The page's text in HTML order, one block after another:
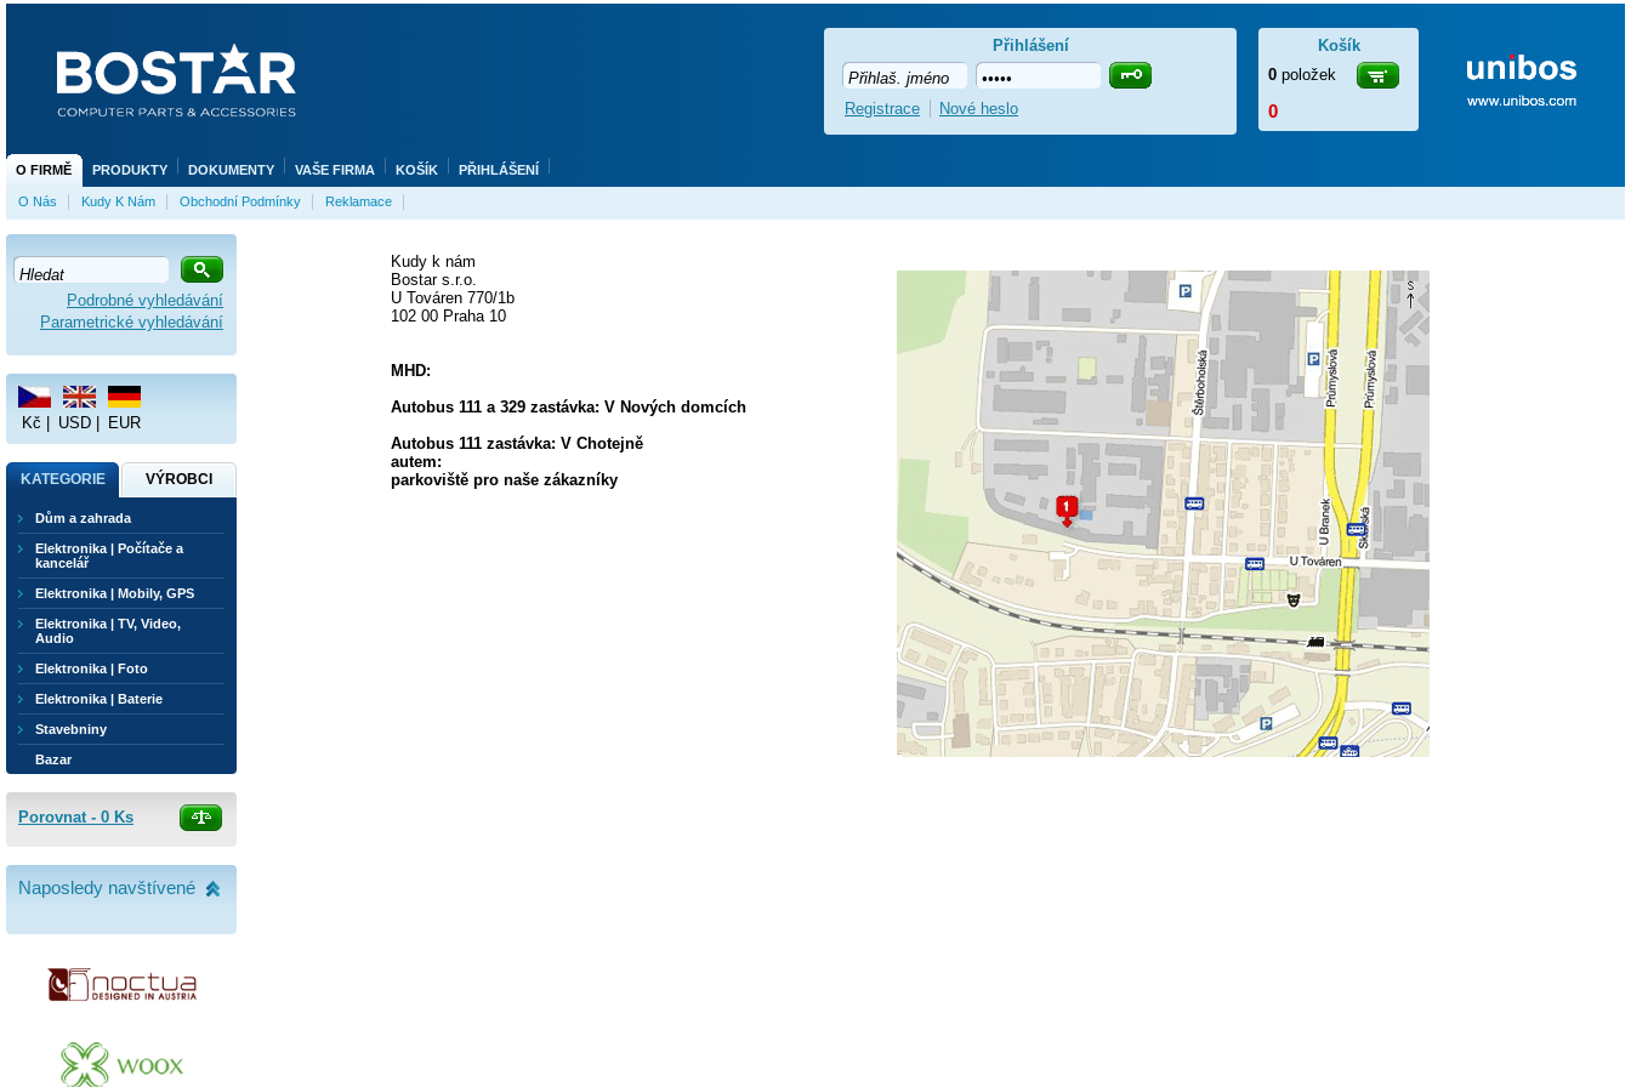
Kudy k nám
Bostar s.r.o.
U Továren 770/1b
102 00 Praha 10
MHD:
Autobus 111 a 329 zastávka: V Nových domcích
Autobus 111 zastávka: V Chotejně
autem:
parkoviště pro naše zákazníky
Podrobné vyhledávání
Parametrické vyhledávání
Kč USD EUR
KATEGORIE VÝROBCI
Dům a zahrada
Elektronika | Počítače a
kancelář
Elektronika | Mobily, GPS
Elektronika | TV, Video,
Audio
Elektronika | Foto
Elektronika | Baterie
Stavebniny
Bazar
Porovnat - 0 Ks
Naposledy navštívené
O FIRMĚ PRODUKTY DOKUMENTY VAŠE FIRMA KOŠÍK PŘIHLÁŠENÍ
O Nás Kudy K Nám Obchodní Podmínky Reklamace
Košík
0 položek
0
Přihlášení
Registrace Nové heslo